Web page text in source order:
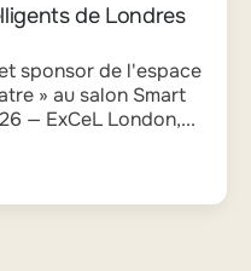
de Londres
sponsor de l'espace
» au salon Smart
— ExCeL London,...